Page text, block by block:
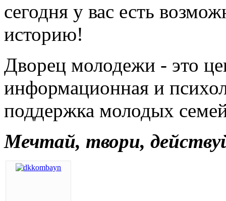
сегодня у вас есть
историю!
Дворец молодежи - это
информационная и
поддержка молодых
Мечтай, твори,